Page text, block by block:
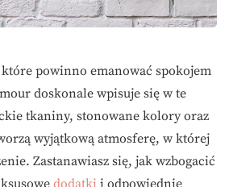
powinno emanować spokojem
doskonale wpisuje się w te
tkaniny, stonowane kolory oraz
wyjątkową atmosferę, w której
Zastanawiasz się, jak wzbogacić
dodatki i odpowiednie